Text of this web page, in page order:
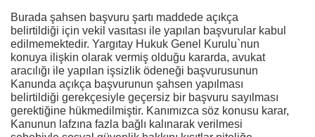
Burada şahsen başvuru şartı maddede açıkça
belirtildiği için vekil vasıtası ile yapılan başvurular kabul
edilmemektedir. Yargıtay Hukuk Genel Kurulu`nun
konuya ilişkin olarak vermiş olduğu kararda, avukat
aracılığı ile yapılan işsizlik ödeneği başvurusunun
Kanunda açıkça başvurunun şahsen yapılması
belirtildiği gerekçesiyle geçersiz bir başvuru sayılması
gerektiğine hükmedilmiştir. Kanımızca söz konusu karar,
Kanunun lafzına fazla bağlı kalınarak verilmesi